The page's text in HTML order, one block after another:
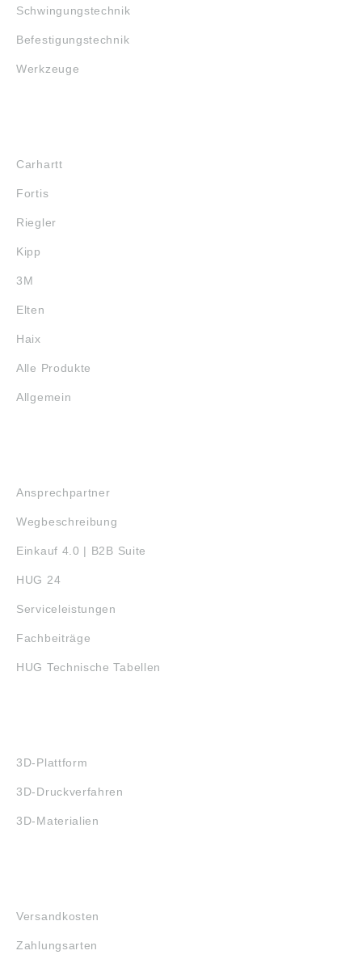
Schwingungstechnik
Befestigungstechnik
Werkzeuge
Carhartt
Fortis
Riegler
Kipp
3M
Elten
Haix
Alle Produkte
Allgemein
Ansprechpartner
Wegbeschreibung
Einkauf 4.0 | B2B Suite
HUG 24
Serviceleistungen
Fachbeiträge
HUG Technische Tabellen
3D-Plattform
3D-Druckverfahren
3D-Materialien
Versandkosten
Zahlungsarten